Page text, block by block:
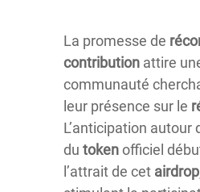
La promesse de
contribution attire
communauté
leur présence sur le
L’anticipation autour
du tokenofficiel
l’attrait de cet airdrop